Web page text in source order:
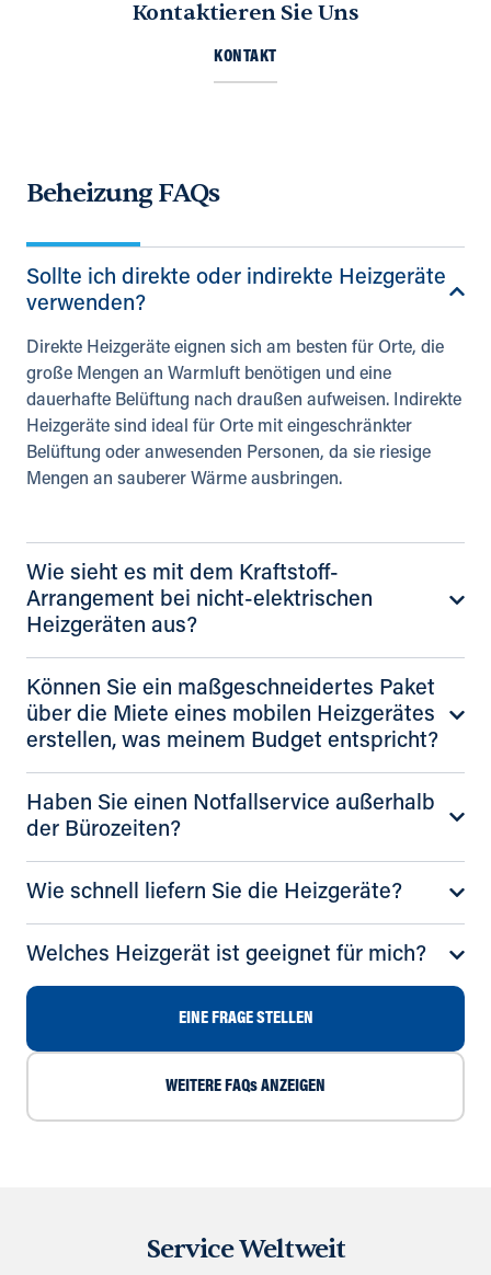
Kontaktieren Sie Uns
KONTAKT
Beheizung FAQs
Sollte ich direkte oder indirekte Heizgeräte
verwenden?
Direkte Heizgeräte eignen sich am besten für Orte, die
große Mengen an Warmluft benötigen und eine
dauerhafte Belüftung nach draußen aufweisen. Indirekte
Heizgeräte sind ideal für Orte mit eingeschränkter
Belüftung oder anwesenden Personen, da sie riesige
Mengen an sauberer Wärme ausbringen.
Wie sieht es mit dem Kraftstoff-
Arrangement bei nicht-elektrischen
Heizgeräten aus?
Können Sie ein maßgeschneidertes Paket
über die Miete eines mobilen Heizgerätes
erstellen, was meinem Budget entspricht?
Haben Sie einen Notfallservice außerhalb
der Bürozeiten?
Wie schnell liefern Sie die Heizgeräte?
Welches Heizgerät ist geeignet für mich?
EINE FRAGE STELLEN
WEITERE FAQs ANZEIGEN
Service Weltweit